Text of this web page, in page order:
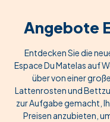
Angebote
Entdecken Sie die
Espace Du Matelas auf
über von einer
Lattenrosten und
zur Aufgabe gemacht,
Preisen anzubieten,